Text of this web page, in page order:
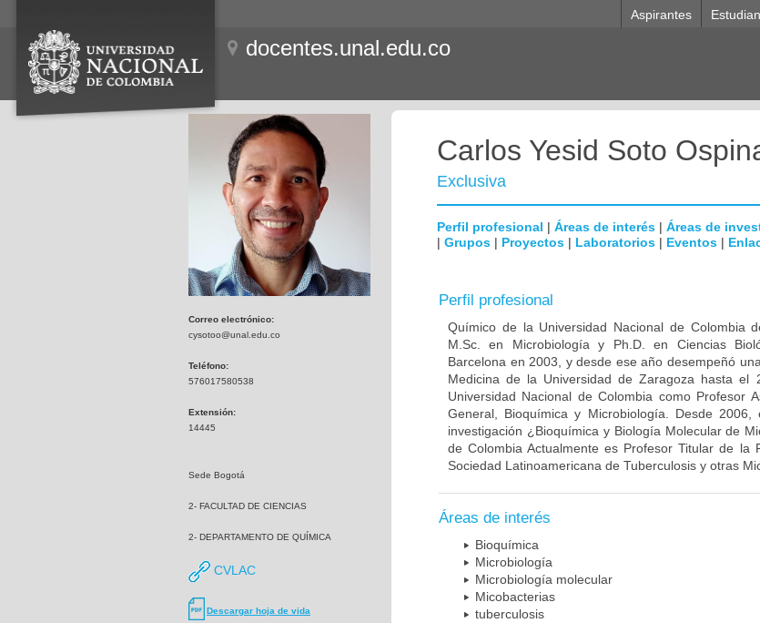
Aspirantes
docentes.unal.edu.co
Correo electrónico:
cysotoo@unal.edu.co
Teléfono:
576017580538
Extensión:
14445
Sede Bogotá
2- FACULTAD DE CIENCIAS
2- DEPARTAMENTO DE QUÍMICA
CVLAC
Descargar hoja de vida
Carlos Yesid Soto
Exclusiva
Perfil profesional | Áreas de interés | Áreas de
| Grupos | Proyectos | Laboratorios | Eventos |
Perfil profesional
Químico de la Universidad Nacional de Colombia
M.Sc. en Microbiología y Ph.D. en Ciencias
Barcelona en 2003, y desde ese año desempeñó
Medicina de la Universidad de Zaragoza hasta
Universidad Nacional de Colombia como Profesor
General, Bioquímica y Microbiología. Desde
investigación ¿Bioquímica y Biología Molecular de
de Colombia Actualmente es Profesor Titular de la
Sociedad Latinoamericana de Tuberculosis y otras
Áreas de interés
Bioquímica
Microbiología
Microbiología molecular
Micobacterias
tuberculosis